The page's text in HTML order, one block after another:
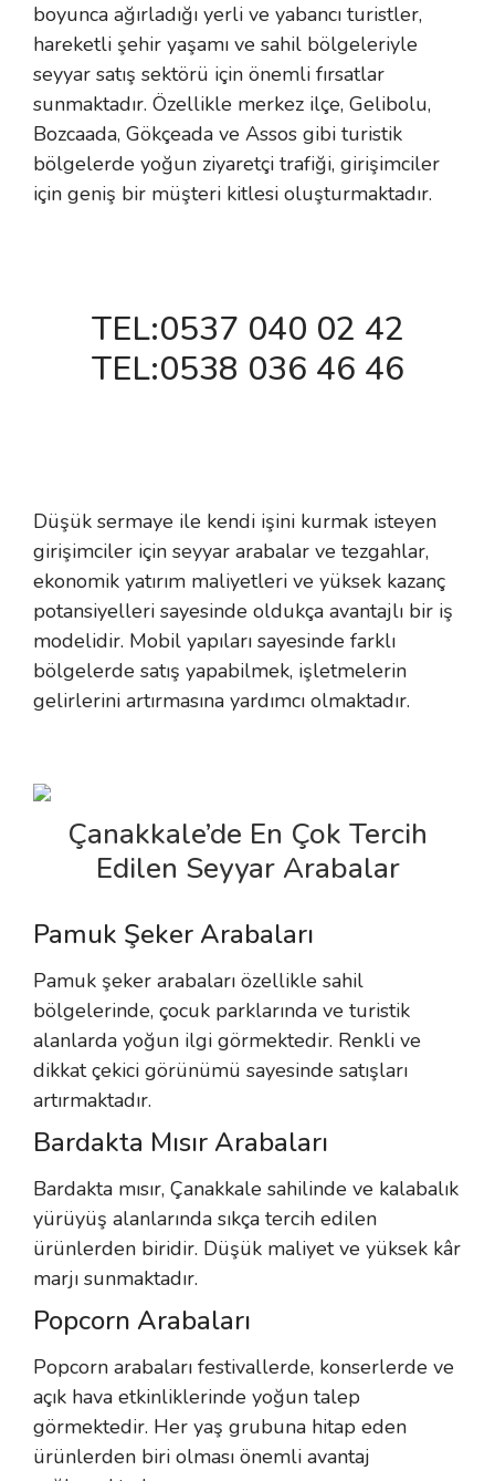
Mısır) Makinesi
Malzemeleri
boyunca ağırladığı yerli ve yabancı turistler,
hareketli şehir yaşamı ve sahil bölgeleriyle
seyyar satış sektörü için önemli fırsatlar
sunmaktadır. Özellikle merkez ilçe, Gelibolu,
Bozcaada, Gökçeada ve Assos gibi turistik
bölgelerde yoğun ziyaretçi trafiği, girişimciler
için geniş bir müşteri kitlesi oluşturmaktadır.
TEL:0537 040 02 42
TEL:0538 036 46 46
Düşük sermaye ile kendi işini kurmak isteyen
girişimciler için seyyar arabalar ve tezgahlar,
ekonomik yatırım maliyetleri ve yüksek kazanç
potansiyelleri sayesinde oldukça avantajlı bir iş
modelidir. Mobil yapıları sayesinde farklı
bölgelerde satış yapabilmek, işletmelerin
gelirlerini artırmasına yardımcı olmaktadır.
Çanakkale’de En Çok Tercih
Edilen Seyyar Arabalar
Pamuk Şeker Arabaları
Pamuk şeker arabaları özellikle sahil
bölgelerinde, çocuk parklarında ve turistik
alanlarda yoğun ilgi görmektedir. Renkli ve
dikkat çekici görünümü sayesinde satışları
artırmaktadır.
Bardakta Mısır Arabaları
Bardakta mısır, Çanakkale sahilinde ve kalabalık
yürüyüş alanlarında sıkça tercih edilen
ürünlerden biridir. Düşük maliyet ve yüksek kâr
marjı sunmaktadır.
Popcorn Arabaları
Popcorn arabaları festivallerde, konserlerde ve
açık hava etkinliklerinde yoğun talep
görmektedir. Her yaş grubuna hitap eden
ürünlerden biri olması önemli avantaj